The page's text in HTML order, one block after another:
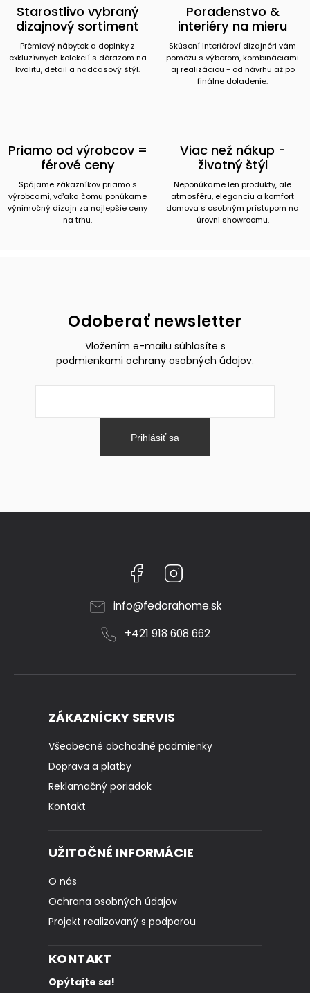
Starostlivo vybraný
dizajnový sortiment
Prémiový nábytok a doplnky z
exkluzívnych kolekcií s dôrazom na
kvalitu, detail a nadčasový štýl.
Poradenstvo &
interiéry na mieru
Skúsení interiéroví dizajnéri vám
pomôžu s výberom, kombináciami
aj realizáciou - od návrhu až po
finálne doladenie.
Priamo od výrobcov =
férové ceny
Spájame zákazníkov priamo s
výrobcami, vďaka čomu ponúkame
výnimočný dizajn za najlepšie ceny
na trhu.
Viac než nákup -
životný štýl
Neponúkame len produkty, ale
atmosféru, eleganciu a komfort
domova s osobným prístupom na
úrovni showroomu.
Odoberať newsletter
Vložením e-mailu súhlasíte s
podmienkami ochrany osobných údajov.
Prihlásiť sa
Facebook
info@fedorahome.sk
+421 918 608 662
ZÁKAZNÍCKY SERVIS
Všeobecné obchodné podmienky
Doprava a platby
Reklamačný poriadok
Kontakt
UŽITOČNÉ INFORMÁCIE
O nás
Ochrana osobných údajov
Projekt realizovaný s podporou
KONTAKT
Opýtajte sa!